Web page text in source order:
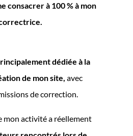
consacrer à 100 % à mon
dédiée à la
de mon site, avec
de correction.
mon activité a réellement